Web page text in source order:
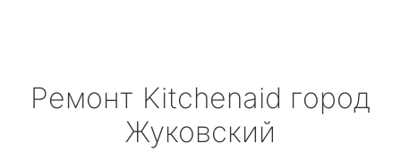
Ремонт Kitchenaid город
Жуковский